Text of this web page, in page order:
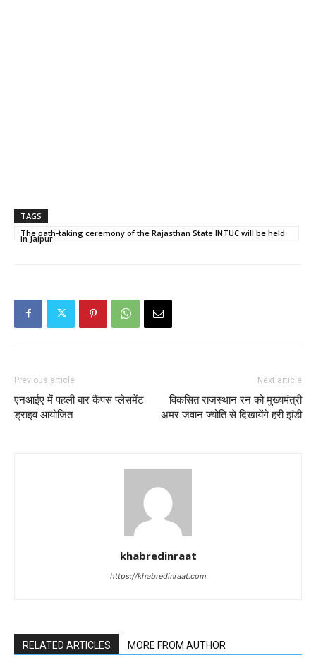
TAGS
The oath-taking ceremony of the Rajasthan State INTUC will be held
in Jaipur.
Previous article
एनआईए में पहली बार कैंपस प्लेसमेंट
ड्राइव आयोजित
Next article
विकसित राजस्थान रन को मुख्यमंत्री
अमर जवान ज्योति से दिखायेंगे हरी झंडी
khabredinraat
https://khabredinraat.com
RELATED ARTICLES MORE FROM AUTHOR